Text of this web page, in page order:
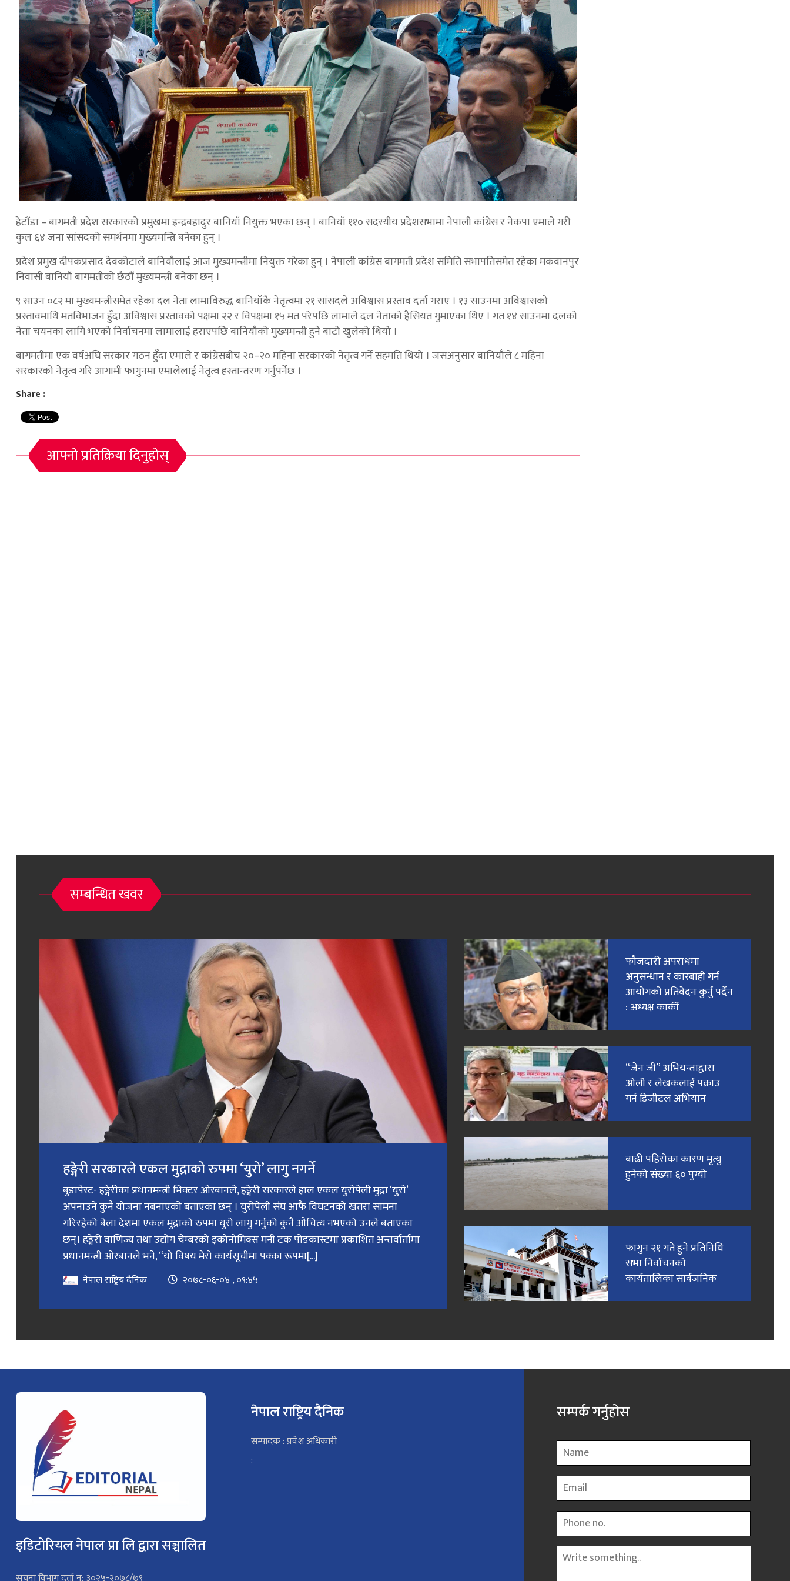
हेटौंडा – बागमती प्रदेश सरकारको प्रमुखमा इन्द्रबहादुर बानियाँ नियुक्त भएका छन् । बानियाँ ११० सदस्यीय प्रदेशसभामा नेपाली कांग्रेस र नेकपा एमाले गरी
कुल ६४ जना सांसदको समर्थनमा मुख्यमन्त्रि बनेका हुन् ।
प्रदेश प्रमुख दीपकप्रसाद देवकोटाले बानियाँलाई आज मुख्यमन्त्रीमा नियुक्त गरेका हुन् । नेपाली कांग्रेस बागमती प्रदेश समिति सभापतिसमेत रहेका मकवानपुर
निवासी बानियाँ बागमतीको छैठौं मुख्यमन्त्री बनेका छन् ।
९ साउन ०८२ मा मुख्यमन्त्रीसमेत रहेका दल नेता लामाविरुद्ध बानियाँकै नेतृत्वमा २१ सांसदले अविश्वास प्रस्ताव दर्ता गराए । १३ साउनमा अविश्वासको
प्रस्तावमाथि मतविभाजन हुँदा अविश्वास प्रस्तावको पक्षमा २२ र विपक्षमा १५ मत परेपछि लामाले दल नेताको हैसियत गुमाएका थिए । गत १४ साउनमा दलको
नेता चयनका लागि भएको निर्वाचनमा लामालाई हराएपछि बानियाँको मुख्यमन्त्री हुने बाटो खुलेको थियो ।
बागमतीमा एक वर्षअघि सरकार गठन हुँदा एमाले र कांग्रेसबीच २०–२० महिना सरकारको नेतृत्व गर्ने सहमति थियो । जसअनुसार बानियाँले ८ महिना
सरकारको नेतृत्व गरि आगामी फागुनमा एमालेलाई नेतृत्व हस्तान्तरण गर्नुपर्नेछ ।
Share :
आफ्नो प्रतिक्रिया दिनुहोस्
सम्बन्धित खवर
हङ्गेरी सरकारले एकल मुद्राको रुपमा ‘युरो’ लागु नगर्ने
बुडापेस्ट- हङ्गेरीका प्रधानमन्त्री भिक्टर ओरबानले, हङ्गेरी सरकारले हाल एकल युरोपेली मुद्रा ‘युरो’
अपनाउने कुनै योजना नबनाएको बताएका छन् । युरोपेली संघ आफैं विघटनको खतरा सामना
गरिरहेको बेला देशमा एकल मुद्राको रुपमा युरो लागु गर्नुको कुनै औचित्य नभएको उनले बताएका
छन्। हङ्गेरी वाणिज्य तथा उद्योग चेम्बरको इकोनोमिक्स मनी टक पोडकास्टमा प्रकाशित अन्तर्वार्तामा
प्रधानमन्त्री ओरबानले भने, “यो विषय मेरो कार्यसूचीमा पक्का रूपमा[...]
नेपाल राष्ट्रिय दैनिक २०७८-०६-०४ , ०९:४५
फाैजदारी अपराधमा
अनुसन्धान र कारबाही गर्न
आयाेगकाे प्रतिवेदन कुर्नु पर्दैन
: अध्यक्ष कार्की
“जेन जी” अभियन्ताद्वारा
ओली र लेखकलाई पक्राउ
गर्न डिजीटल अभियान
बाढी पहिरोका कारण मृत्यु
हुनेको संख्या ६० पुग्यो
फागुन २१ गते हुने प्रतिनिधि
सभा निर्वाचनको
कार्यतालिका सार्वजनिक
इडिटोरियल नेपाल प्रा लि द्वारा सञ्चालित
नेपाल राष्ट्रिय दैनिक
सम्पादक : प्रवेश अधिकारी
:
सम्पर्क गर्नुहोस
Name
Email
Phone
Message